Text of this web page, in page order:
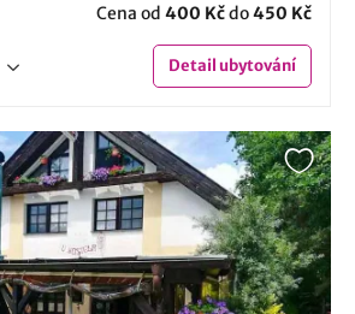
Cena od 400 Kčdo450 Kč
Detailubytování